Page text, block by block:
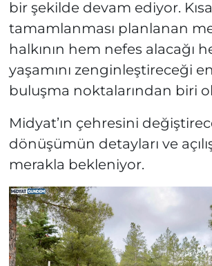
bir şekilde devam ediyor.
tamamlanması planlanan
halkının hem nefes alacağı
yaşamını zenginleştireceği
buluşma noktalarından biri
Midyat’ın çehresini
dönüşümün detayları ve
merakla bekleniyor.